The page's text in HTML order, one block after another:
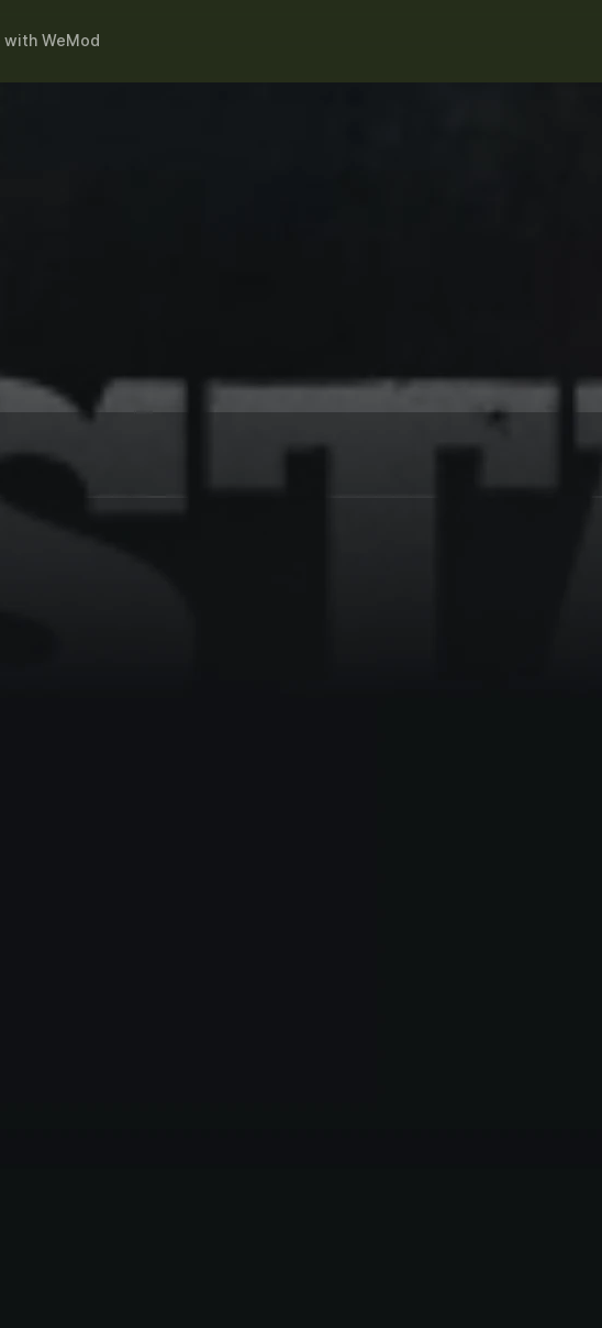
with WeMod